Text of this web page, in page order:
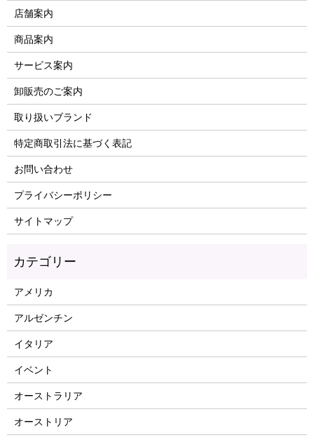
店舗案内
商品案内
サービス案内
卸販売のご案内
取り扱いブランド
特定商取引法に基づく表記
お問い合わせ
プライバシーポリシー
サイトマップ
アメリカ
アルゼンチン
イタリア
イベント
オーストラリア
オーストリア